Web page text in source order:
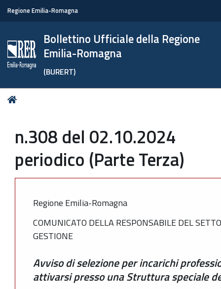
Regione Emilia-Romagna
Bollettino Ufficiale della Regione
Emilia-Romagna
(BURERT)
Tu
n.308 del 02.10.2024
periodico (Parte Terza)
Regione Emilia-Romagna
COMUNICATO DELLA RESPONSABILE DEL
GESTIONE
Avviso di selezione per incarichi
attivarsi presso una Struttura speciale